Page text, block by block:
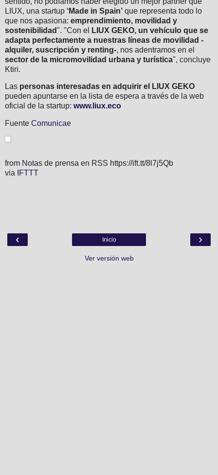
LIUX, una startup ‘Made in Spain’ que representa todo lo
que nos apasiona: emprendimiento, movilidad y
sostenibilidad". "Con el
LIUX GEKO, un vehículo que se
adapta perfectamente a nuestras líneas de movilidad -
alquiler, suscripción y renting-, nos adentramos en el
sector de la micromovilidad urbana y turística", concluye
Ktiri.
Las personas interesadas en adquirir el LIUX GEKO
pueden apuntarse en la lista de espera a través de la web
oficial de la startup: www.liux.eco
Fuente Comunicae
from Notas de prensa en RSS https://ift.tt/8l7j5Qb
via
IFTTT
‹ ›
Inicio
Ver versión web